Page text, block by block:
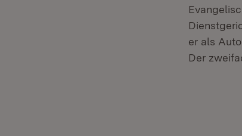
er als
Der